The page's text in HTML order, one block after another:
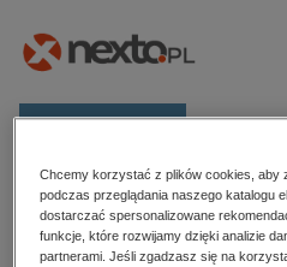
Kategorie
Zobacz wszystkie E-prasa
Strona główna flysold
Chcemy korzystać z plików cookies, aby
podczas przeglądania naszego katalogu
dostarczać spersonalizowane
funkcje, które rozwijamy dzięki analizie
partnerami. Jeśli zgadzasz się na